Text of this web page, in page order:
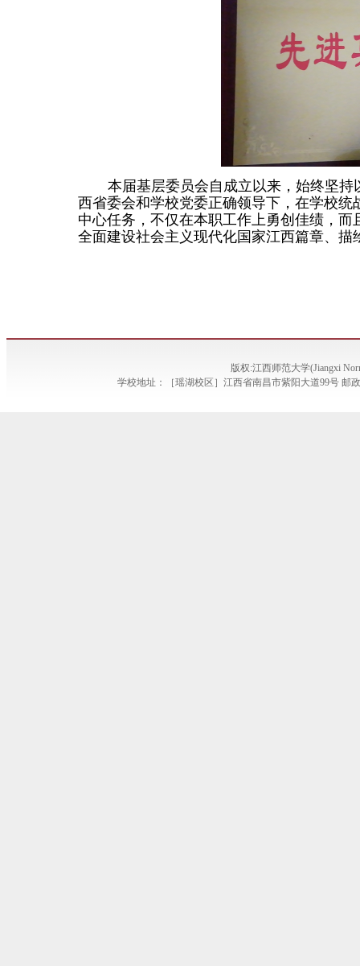
本届基层委员会自成立以来，始终坚
西省委会和学校党委正确领导下，在学校
中心任务，不仅在本职工作上勇创佳绩，
全面建设社会主义现代化国家江西篇章、
版权:江西师范大学(Jiangxi
学校地址：［瑶湖校区］江西省南昌市紫阳大道99号 邮